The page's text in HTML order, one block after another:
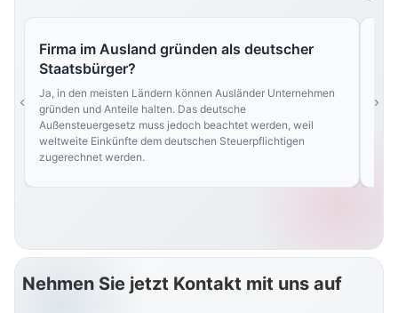
Firma im Ausland gründen als deutscher
Staatsbürger?
Ja, in den meisten Ländern können Ausländer Unternehmen
gründen und Anteile halten. Das deutsche
Außensteuergesetz muss jedoch beachtet werden, weil
weltweite Einkünfte dem deutschen Steuerpflichtigen
zugerechnet werden.
und
Nehmen Sie jetzt Kontakt mit uns auf